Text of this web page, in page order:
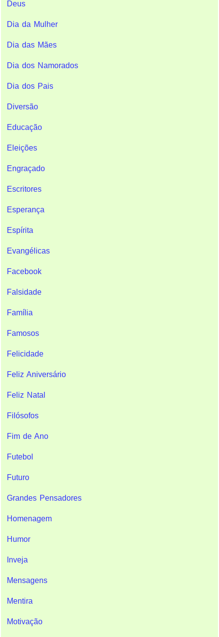
Deus
Dia da Mulher
Dia das Mães
Dia dos Namorados
Dia dos Pais
Diversão
Educação
Eleições
Engraçado
Escritores
Esperança
Espírita
Evangélicas
Facebook
Falsidade
Família
Famosos
Felicidade
Feliz Aniversário
Feliz Natal
Filósofos
Fim de Ano
Futebol
Futuro
Grandes Pensadores
Homenagem
Humor
Inveja
Mensagens
Mentira
Motivação